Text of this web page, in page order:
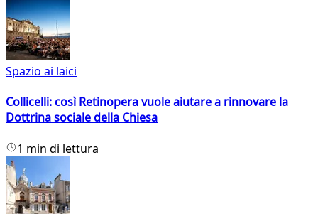
Spazio ai laici
Collicelli: così Retinopera vuole aiutare a rinnovare la
Dottrina sociale della Chiesa
1 min di lettura